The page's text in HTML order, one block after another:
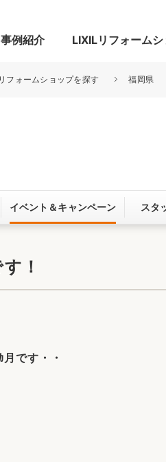
事例紹介
玄関まわり
カースペース
LIXILリフォーム
客さま満足度アンケート
イフスタイルコンパス
フォームショップを探す 福岡県
イベント＆キャンペーン スタ
！
です・・